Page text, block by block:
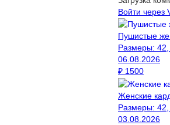
Войти через
Пушистые
Размеры:
06.08.2026
₽ 1500
Женские
Размеры:
03.08.2026